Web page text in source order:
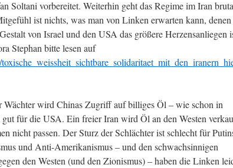
Soltani vorbereitet. Weiterhin geht das Regime im Iran
ist nichts, was man von Linken erwarten kann,
von Israel und den USA das größere Herzensanliegen
Stephan bitte lesen auf
Wächter wird Chinas Zugriff auf billiges Öl – wie schon in
gut für die USA. Ein freier Iran wird Öl an den Westen
nicht passen. Der Sturz der Schlächter ist schlecht für
und Anti-Amerikanismus – und den schwachsinnigen
den Westen (und den Zionismus) – haben die Linken